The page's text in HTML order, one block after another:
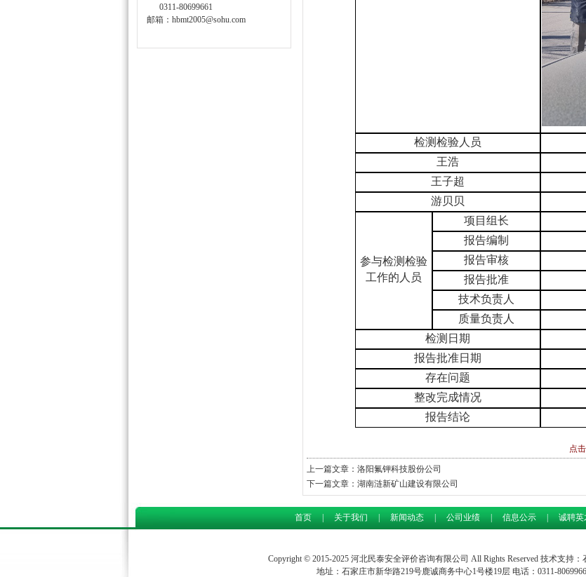
0311-80699661
邮箱：hbmt2005@sohu.com
检测检验人员
王浩
王子超
游贝贝
参与检测检验
工作的人员
项目组长
报告编制
报告审核
报告批准
技术负责人
质量负责人
检测日期
报告批准日期
存在问题
整改完成情况
报告结论
点
上一篇文章： 洛阳氟钾科技股份公司
下一篇文章： 湖南涟新矿山建设有限公司
首页 关于我们 新闻动态 公司业绩 信息公示 诚聘英
Copyright © 2015-2025 河北民泰安全评价咨询有限公司 All Rights Reserved 技术支持
地址：石家庄市新华路219号鹿诚商务中心1号楼19层 电话：0311-